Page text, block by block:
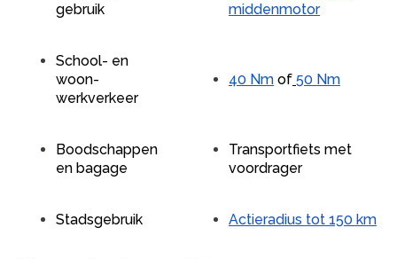
gebruik
middenmotor
School- en
woon-
werkverkeer
40 Nm of 50 Nm
Boodschappen
en bagage
Transportfiets met
voordrager
Stadsgebruik Actieradius tot 150 km